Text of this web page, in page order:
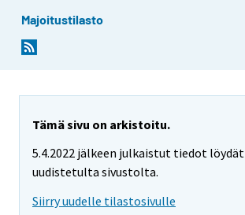
Majoitustilasto
Tämä sivu on arkistoitu.
5.4.2022 jälkeen julkaistut tiedot löydät
uudistetulta sivustolta.
Siirry uudelle tilastosivulle